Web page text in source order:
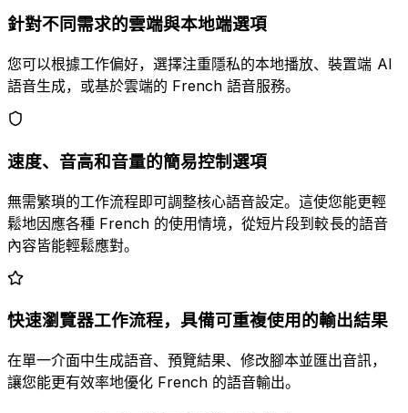
針對不同需求的雲端與本地端選項
您可以根據工作偏好，選擇注重隱私的本地播放、裝置端 AI
語音生成，或基於雲端的 French 語音服務。
速度、音高和音量的簡易控制選項
無需繁瑣的工作流程即可調整核心語音設定。這使您能更輕
鬆地因應各種 French 的使用情境，從短片段到較長的語音
內容皆能輕鬆應對。
快速瀏覽器工作流程，具備可重複使用的輸出結果
在單一介面中生成語音、預覽結果、修改腳本並匯出音訊，
讓您能更有效率地優化 French 的語音輸出。